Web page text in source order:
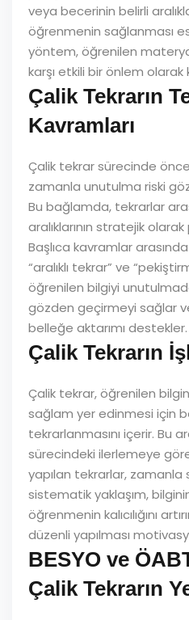
veya becerinin belirli
öğrenmenin sağlanması
yöntem, öğrenilen
karşı etkili bir önlem olarak
Çalik Tekrarın
Kavramları
Çalik tekrar sürecinde
zamanla unutulma riski
Bu bağlamda, tekrarlar
aralıklarının stratejik
Başlıca kavramlar
“aralıklı tekrar” ve
öğrenilen bilgiyi
gözden geçirmeyi sağlar
belleğe aktarımı destekler.
Çalik Tekrarın
Çalik tekrar, öğrenilen
sağlam yer edinmesi için
tekrarlanmasını içerir. Bu
sürecindeki ilerlemeye
yapılan tekrarlar, zamanla
sistematik yaklaşım,
öğrenmenin kalıcılığını
düzenli yapılması
BESYO ve
Çalik Tekrarın